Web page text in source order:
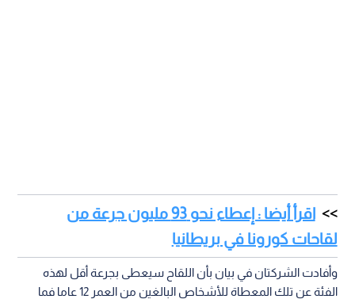
اقرأ أيضا : إعطاء نحو 93 مليون جرعة من
لقاحات كورونا في بريطانيا
وأفادت الشركتان في بيان بأن اللقاح سيعطى بجرعة أقل لهذه
الفئة عن تلك المعطاة للأشخاص البالغين من العمر 12 عاما فما